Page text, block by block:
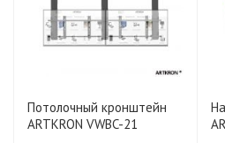
Потолочный кронштейн
ARTKRON VWBC-21